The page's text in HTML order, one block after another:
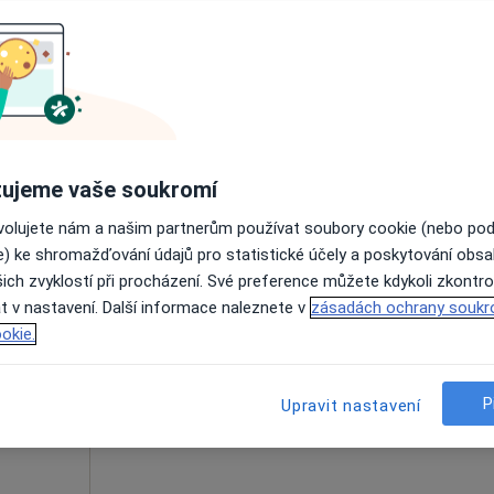
Dnes Zítra Ne
9 Srpen
Po
10
Online rezervace termínu není k
vaše soukromí
nám a našim partnerům používat soubory cookie (nebo
ke shromažďování údajů pro statistické účely a poskytování
zvyklostí při procházení. Své preference můžete kdykoli
v nastavení. Další informace naleznete v zásadách ochrany
Upravit nastavení